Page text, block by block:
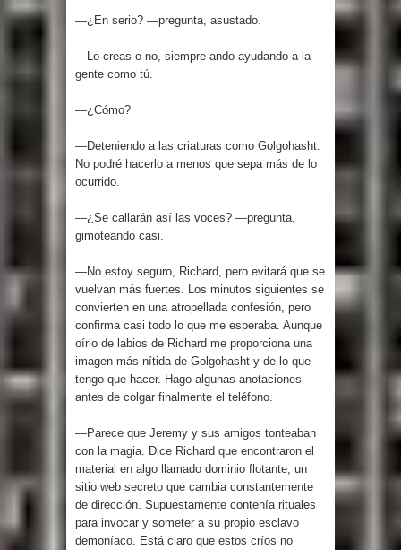
—¿En serio? —pregunta, asustado.
—Lo creas o no, siempre ando ayudando a la
gente como tú.
—¿Cómo?
—Deteniendo a las criaturas como Golgohasht.
No podré hacerlo a menos que sepa más de lo
ocurrido.
—¿Se callarán así las voces? —pregunta,
gimoteando casi.
—No estoy seguro, Richard, pero evitará que se
vuelvan más fuertes. Los minutos siguientes se
convierten en una atropellada confesión, pero
confirma casi todo lo que me esperaba. Aunque
oírlo de labios de Richard me proporciona una
imagen más nítida de Golgohasht y de lo que
tengo que hacer. Hago algunas anotaciones
antes de colgar finalmente el teléfono.
—Parece que Jeremy y sus amigos tonteaban
con la magia. Dice Richard que encontraron el
material en algo llamado dominio flotante, un
sitio web secreto que cambia constantemente
de dirección. Supuestamente contenía rituales
para invocar y someter a su propio esclavo
demoníaco. Está claro que estos críos no